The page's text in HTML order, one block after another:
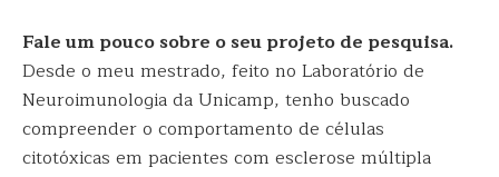
Fale um pouco sobre o seu projeto de pesquisa.
Desde o meu mestrado, feito no Laboratório de
Neuroimunologia da Unicamp, tenho buscado
compreender o comportamento de células
citotóxicas em pacientes com esclerose múltipla